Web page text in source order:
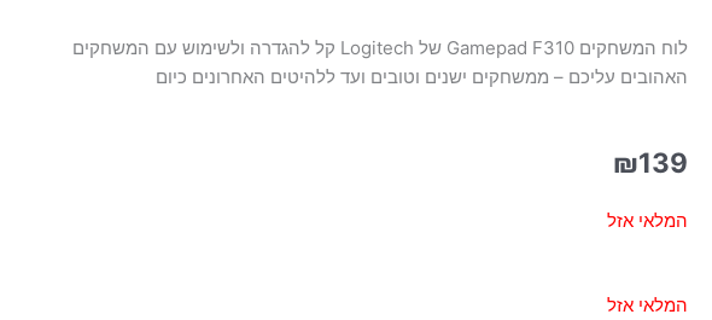
לוח המשחקים Gamepad F310 של Logitech קל להגדרה ולשימוש עם המשחקים
האהובים עליכם – ממשחקים ישנים וטובים ועד ללהיטים האחרונים כיום
₪139
המלאי אזל
המלאי אזל